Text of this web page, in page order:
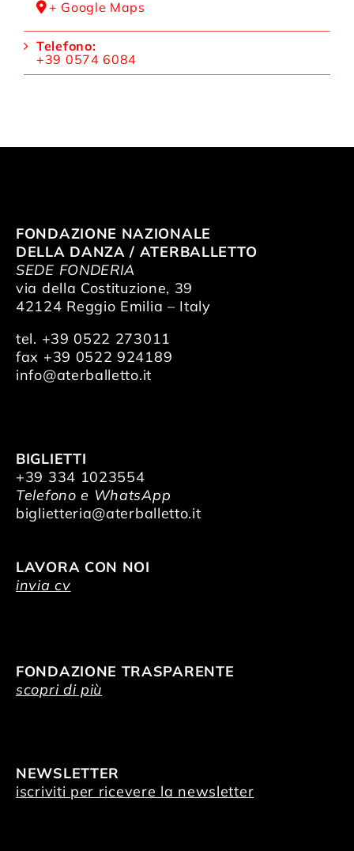
+ Google Maps
Telefono:
+39 0574 6084
FONDAZIONE NAZIONALE
DELLA DANZA / ATERBALLETTO
SEDE FONDERIA
via della Costituzione, 39
42124 Reggio Emilia – Italy
tel. +39 0522 273011
fax +39 0522 924189
info@aterballetto.it
BIGLIETTI
+39 334 1023554
Telefono e WhatsApp
biglietteria@aterballetto.it
LAVORA CON NOI
invia cv
FONDAZIONE TRASPARENTE
scopri di più
NEWSLETTER
iscriviti per ricevere la newsletter